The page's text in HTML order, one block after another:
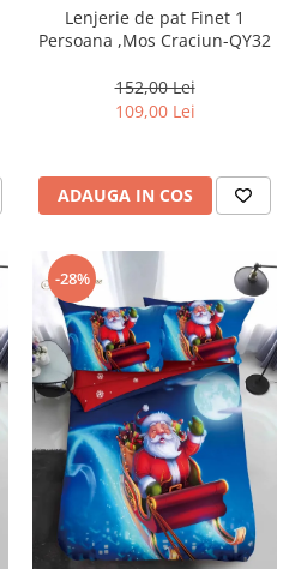
Lenjerie de pat Finet 1
Persoana ,Mos Craciun-QY32
152,00 Lei
109,00 Lei
ADAUGA IN COS
-28%